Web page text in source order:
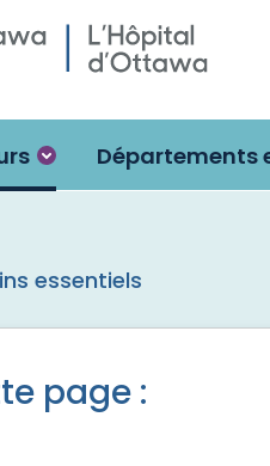
Départements
essentiels
page :